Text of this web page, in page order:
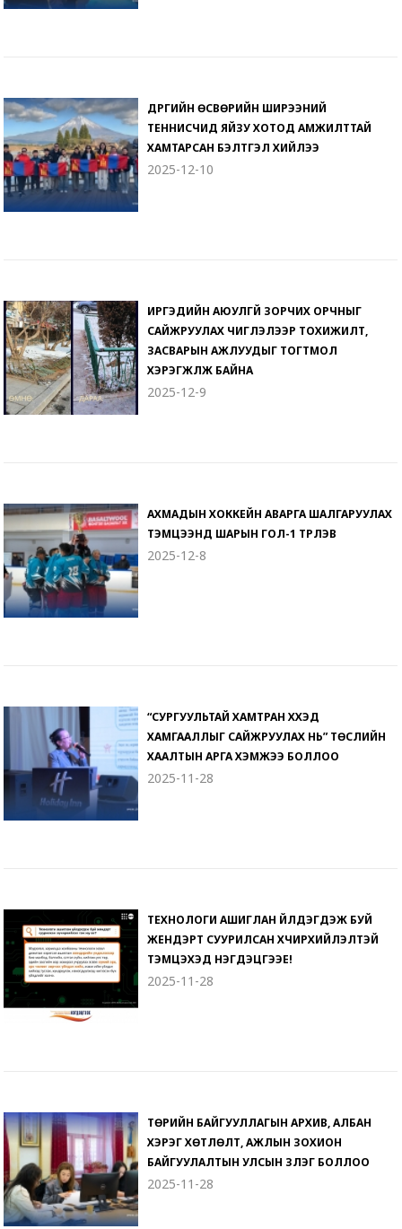
ДҮҮРГИЙН ӨСВӨРИЙН ШИРЭЭНИЙ
ТЕННИСЧИД ЯЙЗУ ХОТОД АМЖИЛТТАЙ
ХАМТАРСАН БЭЛТГЭЛ ХИЙЛЭЭ
2025-12-10
ИРГЭДИЙН АЮУЛГҮЙ ЗОРЧИХ ОРЧНЫГ
САЙЖРУУЛАХ ЧИГЛЭЛЭЭР ТОХИЖИЛТ,
ЗАСВАРЫН АЖЛУУДЫГ ТОГТМОЛ
ХЭРЭГЖҮҮЛЖ БАЙНА
2025-12-9
АХМАДЫН ХОККЕЙН АВАРГА ШАЛГАРУУЛАХ
ТЭМЦЭЭНД ШАРЫН ГОЛ-1 ТҮРҮҮЛЭВ
2025-12-8
“СУРГУУЛЬТАЙ ХАМТРАН ХҮҮХЭД
ХАМГААЛЛЫГ САЙЖРУУЛАХ НЬ” ТӨСЛИЙН
ХААЛТЫН АРГА ХЭМЖЭЭ БОЛЛОО
2025-11-28
ТЕХНОЛОГИ АШИГЛАН ҮЙЛДЭГДЭЖ БУЙ
ЖЕНДЭРТ СУУРИЛСАН ХҮЧИРХИЙЛЭЛТЭЙ
ТЭМЦЭХЭД НЭГДЭЦГЭЭЕ!
2025-11-28
ТӨРИЙН БАЙГУУЛЛАГЫН АРХИВ, АЛБАН
ХЭРЭГ ХӨТЛӨЛТ, АЖЛЫН ЗОХИОН
БАЙГУУЛАЛТЫН УЛСЫН ҮЗЛЭГ БОЛЛОО
2025-11-28